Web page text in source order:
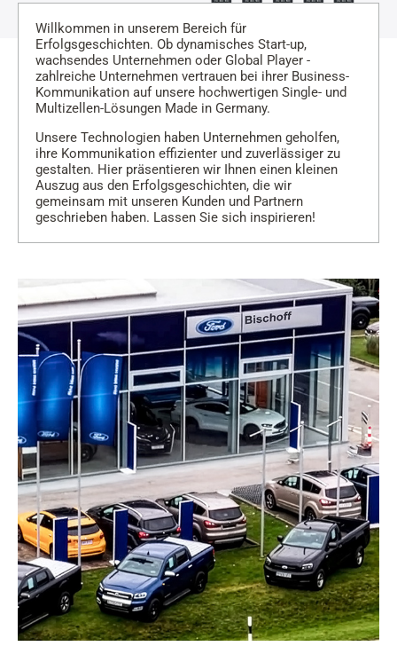
Willkommen in unserem Bereich für
Erfolgsgeschichten. Ob dynamisches Start-up,
wachsendes Unternehmen oder Global Player -
zahlreiche Unternehmen vertrauen bei ihrer Business-
Kommunikation auf unsere hochwertigen Single- und
Multizellen-Lösungen Made in Germany.
Unsere Technologien haben Unternehmen geholfen,
ihre Kommunikation effizienter und zuverlässiger zu
gestalten. Hier präsentieren wir Ihnen einen kleinen
Auszug aus den Erfolgsgeschichten, die wir
gemeinsam mit unseren Kunden und Partnern
geschrieben haben. Lassen Sie sich inspirieren!